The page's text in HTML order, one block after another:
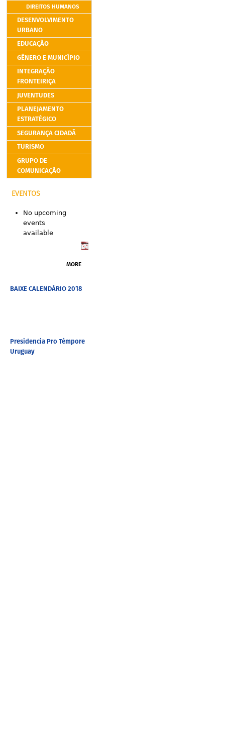
DIREITOS HUMANOS
DESENVOLVIMENTO
URBANO
EDUCAÇÃO
GÊNERO E MUNICÍPIO
INTEGRAÇÃO
FRONTEIRIÇA
JUVENTUDES
PLANEJAMENTO
ESTRATÉGICO
SEGURANÇA CIDADÃ
TURISMO
GRUPO DE
COMUNICAÇÃO
EVENTOS
No upcoming
events
available
MORE
BAIXE CALENDÁRIO 2018
Presidencia Pro Témpore
Uruguay